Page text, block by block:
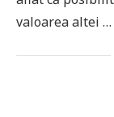
valoarea altei …